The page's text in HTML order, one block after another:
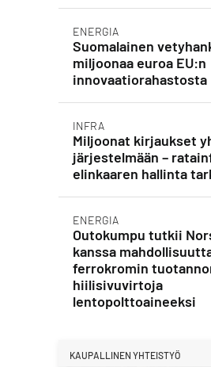
ENERGIA
Suomalainen
miljoonaa euroa EU:n
innovaatiorahastosta
INFRA
Miljoonat kirjaukset
järjestelmään –
elinkaaren hallinta
ENERGIA
Outokumpu tutkii
kanssa
ferrokromin
hiilisivuvirtoja
lentopolttoaineeksi
KAUPALLINEN YHTEISTYÖ